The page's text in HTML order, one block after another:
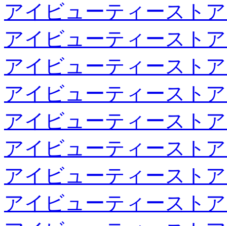
アイビューティースト
アイビューティースト
アイビューティースト
アイビューティースト
アイビューティースト
アイビューティースト
アイビューティースト
アイビューティースト